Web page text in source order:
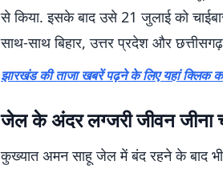
से किया. इसके बाद उसे 21 जुलाई को
साथ-साथ बिहार, उत्तर प्रदेश और
झारखंड की ताजा खबरें पढ़ने के लिए यहां क्लिक
जेल के अंदर लग्जरी जीवन जीना
कुख्यात अमन साहू जेल में बंद रहने के बाद भी